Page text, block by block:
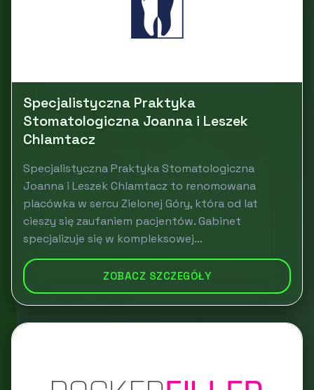
Specjalistyczna Praktyka
Stomatologiczna Joanna i Leszek
Chlamtacz
Specjalistyczna Praktyka Stomatologiczna
Joanna i Leszek Chlamtacz to renomowana
placówka w sercu Zielonej Góry, która od lat
cieszy się zaufaniem pacjentów. Gabinet
specjalizuje się w kompleksowej...
ZOBACZ SZCZEGÓŁY